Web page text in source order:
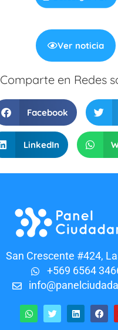
Ver noticia
Comparte en Redes
Facebook
LinkedIn
San Crescente #424,
+569 6564